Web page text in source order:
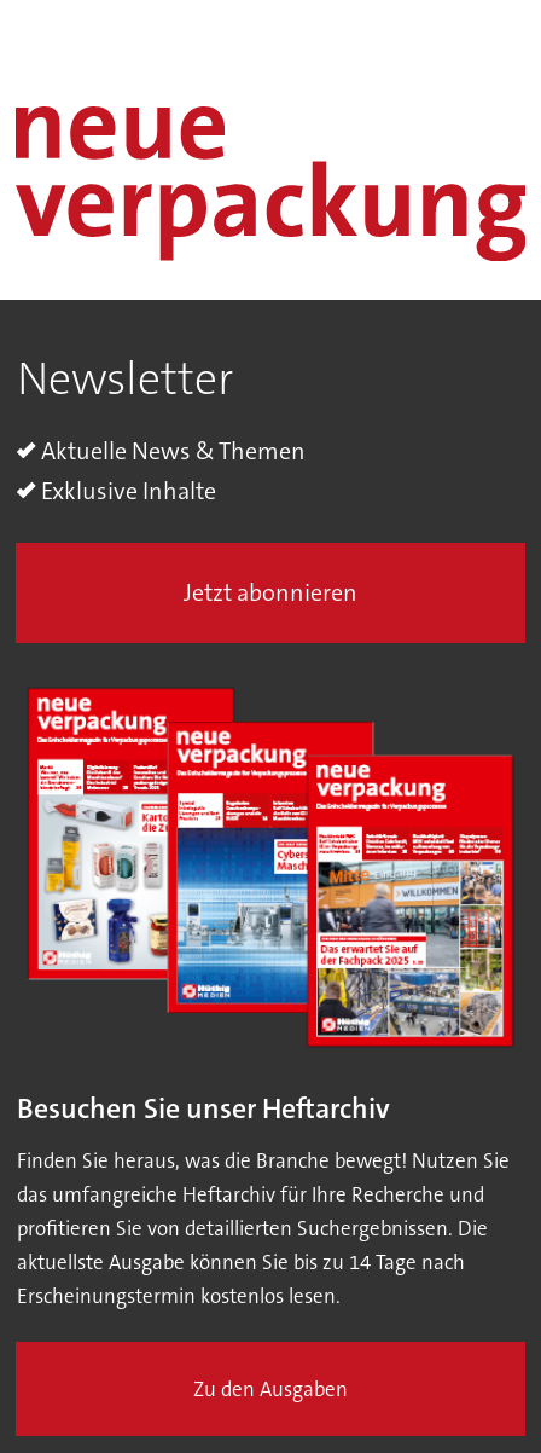
Newsletter
Aktuelle News & Themen
Exklusive Inhalte
Jetzt abonnieren
Besuchen Sie unser Heftarchiv
Finden Sie heraus, was die Branche bewegt! Nutzen Sie
das umfangreiche Heftarchiv für Ihre Recherche und
profitieren Sie von detaillierten Suchergebnissen. Die
aktuellste Ausgabe können Sie bis zu 14 Tage nach
Erscheinungstermin kostenlos lesen.
Zu den Ausgaben